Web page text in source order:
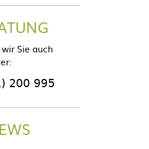
Sie auch
200 995